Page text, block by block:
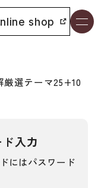
shop
す
選テーマ25+10
入力
にはパスワード